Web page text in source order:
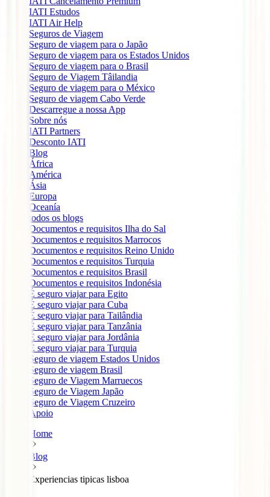
IATI Estudos
IATI Air Help
Seguros de Viagem
Seguro de viagem para o Japão
Seguro de viagem para os Estados Unidos
Seguro de viagem para o Brasil
Seguro de Viagem Tâilandia
Seguro de viagem para o México
Seguro de viagem Cabo Verde
Descarregue a nossa App
Sobre nós
IATI Partners
Desconto IATI
Blog
África
América
Ásia
Europa
Oceanía
todos os blogs
Documentos e requisitos Ilha do Sal
Documentos e requisitos Marrocos
Documentos e requisitos Reino Unido
Documentos e requisitos Turquia
Documentos e requisitos Brasil
Documentos e requisitos Indonésia
É seguro viajar para Egito
É seguro viajar para Cuba
É seguro viajar para Tailândia
É seguro viajar para Tanzânia
É seguro viajar para Jordânia
É seguro viajar para Turquia
Seguro de viagem Estados Unidos
Seguro de viagem Brasil
Seguro de Viagem Marruecos
Seguro de Viagem Japão
Seguro de Viagem Cruzeiro
Apoio
Home
Blog
Experiencias tipicas lisboa